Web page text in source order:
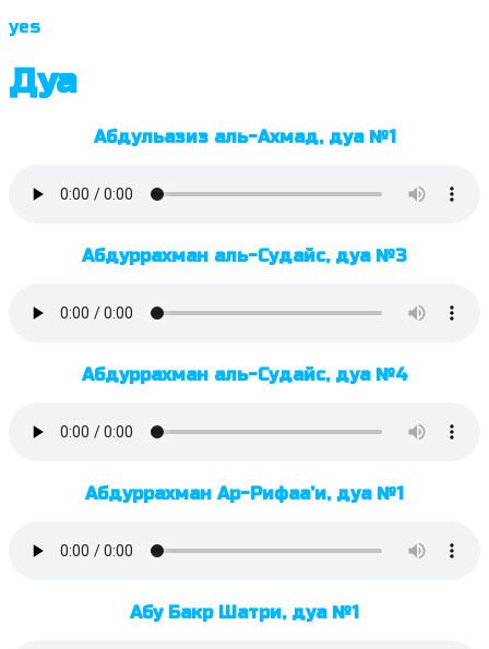
yes
Дуа
Абдульазиз аль-Ахмад, дуа №1
Абдуррахман аль-Судайс, дуа №3
Абдуррахман аль-Судайс, дуа №4
Абдуррахман Ар-Рифаа’и, дуа №1
Абу Бакр Шатри, дуа №1